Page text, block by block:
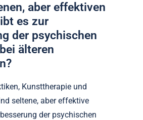
aber effektiven
es zur
der psychischen
älteren
Kunsttherapie und
seltene, aber effektive
der psychischen